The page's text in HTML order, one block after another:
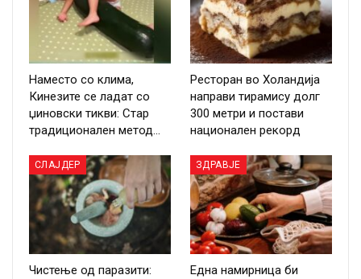
Наместо со клима,
Кинезите се ладат со
џиновски тикви: Стар
традиционален метод…
Ресторан во Холандија
направи тирамису долг
300 метри и постави
национален рекорд
СЛАЈДЕР
Чистење од паразити:
ЗДРАВЈЕ
Една намирница би